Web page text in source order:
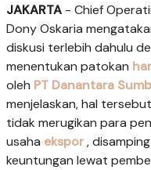
JAKARTA - Chief
Dony Oskaria
diskusi terlebih dahulu
menentukan patokan
oleh PT Danantara
menjelaskan, hal
tidak merugikan para
usaha ekspor,
keuntungan lewat